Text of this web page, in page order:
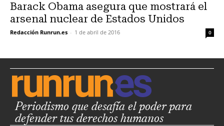
Barack Obama asegura que mostrará el
arsenal nuclear de Estados Unidos
Redacción Runrun.es - 1 de abril de 2016 0
Periodismo que desafía el poder para
defender tus derechos humanos